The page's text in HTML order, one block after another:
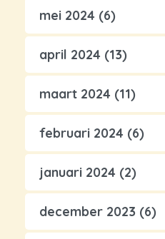
mei 2024 (6)
april 2024 (13)
maart 2024 (11)
februari 2024 (6)
januari 2024 (2)
december 2023 (6)